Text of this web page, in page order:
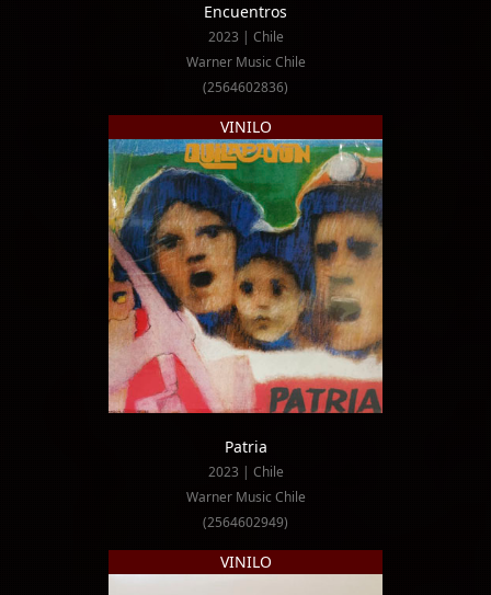
Encuentros
2023 | Chile
Warner Music Chile
(2564602836)
VINILO
Patria
2023 | Chile
Warner Music Chile
(2564602949)
VINILO